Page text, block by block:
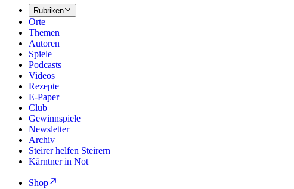
Rubriken
Orte
Themen
Autoren
Spiele
Podcasts
Videos
Rezepte
E-Paper
Club
Gewinnspiele
Newsletter
Archiv
Steirer helfen Steirern
Kärntner in Not
Shop